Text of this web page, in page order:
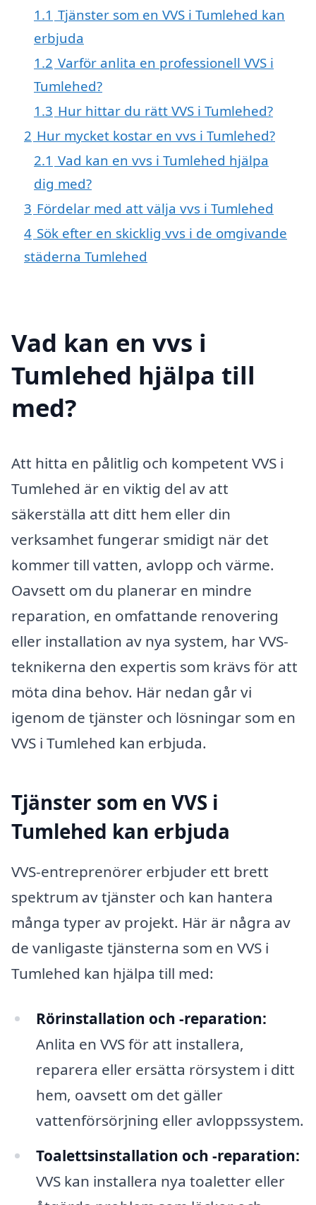
1.1 Tjänster som en VVS i Tumlehed kan
erbjuda
1.2 Varför anlita en professionell VVS i
Tumlehed?
1.3 Hur hittar du rätt VVS i Tumlehed?
2 Hur mycket kostar en vvs i Tumlehed?
2.1 Vad kan en vvs i Tumlehed hjälpa
dig med?
3 Fördelar med att välja vvs i Tumlehed
4 Sök efter en skicklig vvs i de omgivande
städerna Tumlehed
Vad kan en vvs i
Tumlehed hjälpa till
med?
Att hitta en pålitlig och kompetent VVS i
Tumlehed är en viktig del av att
säkerställa att ditt hem eller din
verksamhet fungerar smidigt när det
kommer till vatten, avlopp och värme.
Oavsett om du planerar en mindre
reparation, en omfattande renovering
eller installation av nya system, har VVS-
teknikerna den expertis som krävs för att
möta dina behov. Här nedan går vi
igenom de tjänster och lösningar som en
VVS i Tumlehed kan erbjuda.
Tjänster som en VVS i
Tumlehed kan erbjuda
VVS-entreprenörer erbjuder ett brett
spektrum av tjänster och kan hantera
många typer av projekt. Här är några av
de vanligaste tjänsterna som en VVS i
Tumlehed kan hjälpa till med:
Rörinstallation och -reparation:
Anlita en VVS för att installera,
reparera eller ersätta rörsystem i ditt
hem, oavsett om det gäller
vattenförsörjning eller avloppssystem.
Toalettsinstallation och -reparation:
VVS kan installera nya toaletter eller